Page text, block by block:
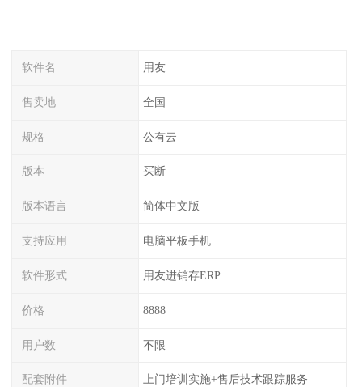
软件名 用友
售卖地 全国
规格 公有云
版本 买断
版本语言 简体中文版
支持应用 电脑平板手机
软件形式 用友进销存ERP
价格 8888
用户数 不限
配套附件 上门培训实施+售后技术跟踪服务